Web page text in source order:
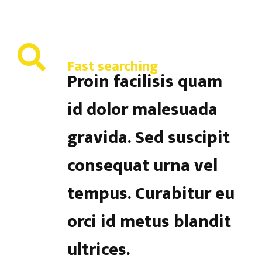
Fast searching
Proin facilisis quam
id dolor malesuada
gravida. Sed suscipit
consequat urna vel
tempus. Curabitur eu
orci id metus blandit
ultrices.